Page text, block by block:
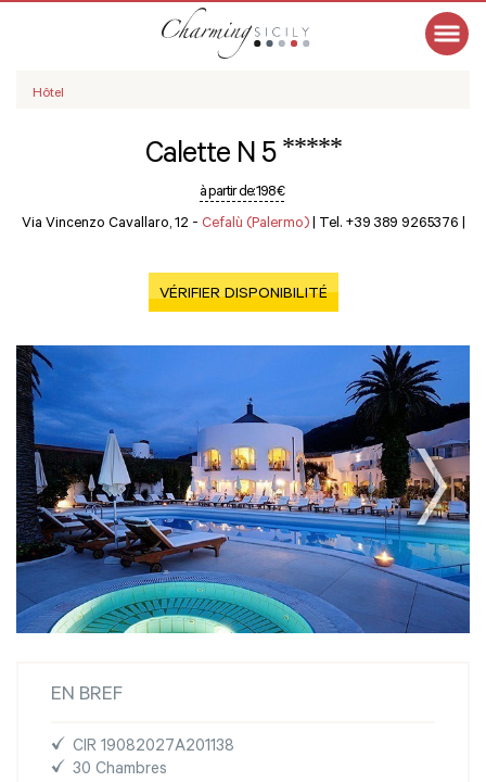
Hôtel
Calette N 5 *****
à partir de:198 €
Via Vincenzo Cavallaro, 12 - Cefalù (Palermo) | Tel. +39 389 9265376 |
VÉRIFIER DISPONIBILITÉ
EN BREF
CIR 19082027A201138
30 Chambres